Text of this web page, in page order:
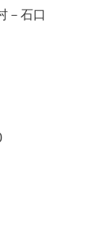
－石口